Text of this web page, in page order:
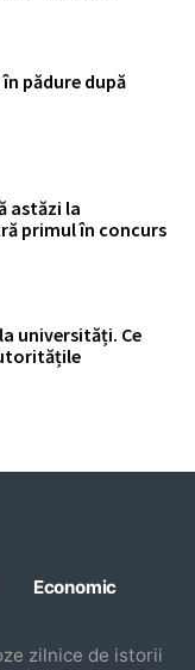
pădure după
astăzi la
primul în concurs
universități. Ce
Economic
zilnice de istorii